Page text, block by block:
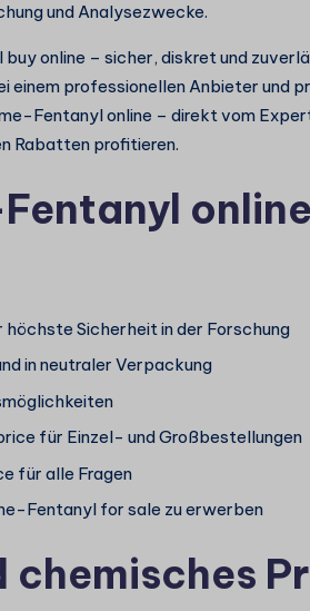
und Analysezwecke.
online – sicher, diskret und
einem professionellen Anbieter und
Fentanyl online – direkt vom
Rabatten profitieren.
Sicherheit in der Forschung
in neutraler Verpackung
für Einzel- und Großbestellungen
für alle Fragen
Fentanyl for sale zu erwerben
chemisches